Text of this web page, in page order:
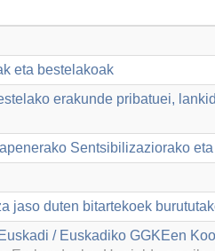
eta bestelakoak
erakunde pribatuei,
Sentsibilizaziorako
jaso duten bitartekoek
/ Euskadiko GGKEen